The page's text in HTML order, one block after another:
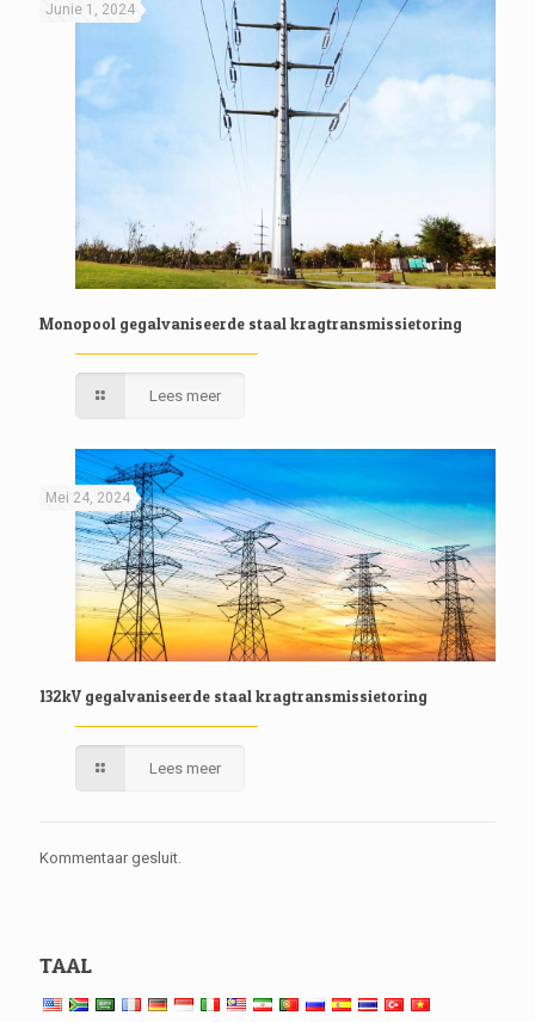
Junie 1, 2024
Monopool gegalvaniseerde staal kragtransmissietoring
Lees meer
Mei 24, 2024
132kV gegalvaniseerde staal kragtransmissietoring
Lees meer
Kommentaar gesluit.
TAAL